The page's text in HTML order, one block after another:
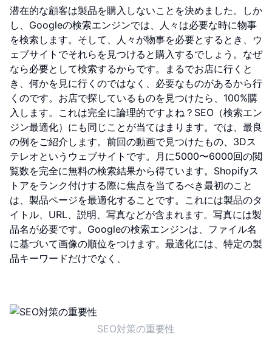
潜在的な顧客は製品を購入しないことを決めました。しか
し、Googleの検索エンジンでは、人々は必要な時に物事
を検索します。そして、人々が物事を必要とするとき、ウ
ェブサイトでそれらを見つけると購入するでしょう。なぜ
なら必要として検索するからです。まるでお店に行くと
き、何かを見に行くのではなく、必要なものがあるから行
くのです。お店で探しているものを見つけたら、100%購
入します。これは完全に論理的ですよね？SEO（検索エン
ジン最適化）にも同じことが当てはまります。では、最良
の例をご紹介します。前回の動画で見つけたもの、3Dス
テレオというウェブサイトです。月に5000〜6000回の閲
覧数を完全に無料の検索結果から得ています。Shopifyス
トアをランク付けする際に焦点を当てるべき最初のこと
は、製品ページを最適化することです。これには製品のタ
イトル、URL、説明、写真などが含まれます。写真には製
品名が必要です。Googleの検索エンジンは、ファイル名
に基づいて画像の順位をつけます。最適化には、特定の製
品キーワードだけでなく、
SEO対策の重要性